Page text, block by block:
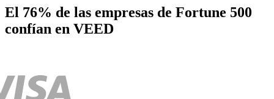
El 76% de las empresas de Fortune 500
confían en VEED